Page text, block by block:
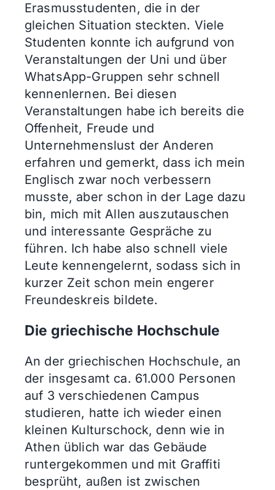
Erasmusstudenten, die in der
gleichen Situation steckten. Viele
Studenten konnte ich aufgrund von
Veranstaltungen der Uni und über
WhatsApp-Gruppen sehr schnell
kennenlernen. Bei diesen
Veranstaltungen habe ich bereits die
Offenheit, Freude und
Unternehmenslust der Anderen
erfahren und gemerkt, dass ich mein
Englisch zwar noch verbessern
musste, aber schon in der Lage dazu
bin, mich mit Allen auszutauschen
und interessante Gespräche zu
führen. Ich habe also schnell viele
Leute kennengelernt, sodass sich in
kurzer Zeit schon mein engerer
Freundeskreis bildete.
Die griechische Hochschule
An der griechischen Hochschule, an
der insgesamt ca. 61.000 Personen
auf 3 verschiedenen Campus
studieren, hatte ich wieder einen
kleinen Kulturschock, denn wie in
Athen üblich war das Gebäude
runtergekommen und mit Graffiti
besprüht, außen ist zwischen